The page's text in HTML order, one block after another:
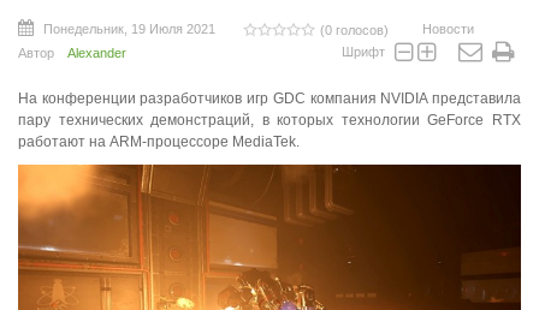
Понедельник, 19 Июля 2021 (0 голосов)
Новости
Автор
Alexander Шрифт
На конференции разработчиков игр GDC компания NVIDIA представила
пару технических демонстраций, в которых технологии GeForce RTX
работают на ARM-процессоре MediaTek.